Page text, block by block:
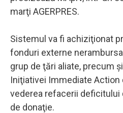
marţi AGERPRES.
Sistemul va fi achiziţionat
fonduri externe
grup de ţări aliate, precum
Iniţiativei Immediate Action
vederea refacerii deficitului
de donaţie.